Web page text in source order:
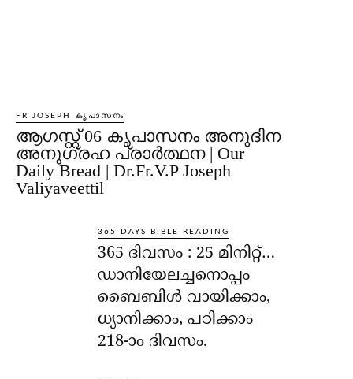
FR JOSEPH കൃപാസനം
ആഗസ്റ്റ് 06 കൃപാസനം അനുദിന
അനുഗ്രഹ പ്രാർത്ഥന | Our
Daily Bread | Dr.Fr.V.P Joseph
Valiyaveettil
365 DAYS BIBLE READING
365 ദിവസം : 25 മിനിറ്റ്…
ഡാനിയേലച്ചനൊപ്പം
ബൈബിൾ വായിക്കാം,
ധ്യാനിക്കാം, പഠിക്കാം
218-ാo ദിവസം.